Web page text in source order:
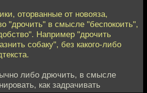
оторванные от новояза,
"дрочить" в смысле "беспокоить",
Например "дрочить
собаку", без какого-либо
либо дрючить, в смысле
как задрачивать